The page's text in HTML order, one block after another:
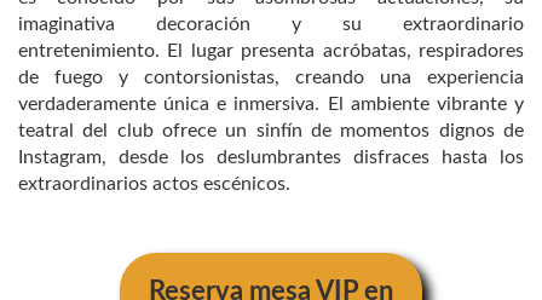
imaginativa decoración y su extraordinario
entretenimiento. El lugar presenta acróbatas, respiradores
de fuego y contorsionistas, creando una experiencia
verdaderamente única e inmersiva. El ambiente vibrante y
teatral del club ofrece un sinfín de momentos dignos de
Instagram, desde los deslumbrantes disfraces hasta los
extraordinarios actos escénicos.
Reserva mesa VIP en